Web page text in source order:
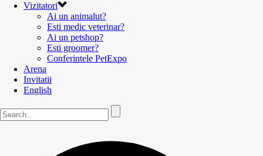
Vizitatori
Ai un animalut?
Esti medic veterinar?
Ai un petshop?
Esti groomer?
Conferintele PetExpo
Arena
Invitatii
English